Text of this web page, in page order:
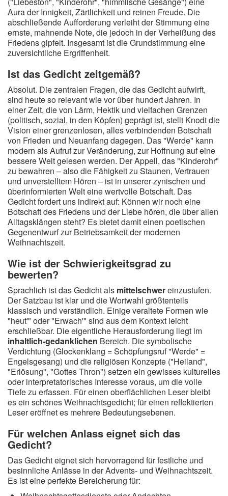
Aura der Innigkeit, Zärtlichkeit und reinen Freude. Die
abschließende Aufforderung verleiht der Stimmung eine
ernste, mahnende Note, die jedoch in der Verheißung des
Friedens gipfelt. Insgesamt ist die Grundstimmung eine
zuversichtliche Ergriffenheit.
Ist das Gedicht zeitgemäß?
Absolut. Die zentralen Fragen, die das Gedicht aufwirft,
sind heute so relevant wie vor über hundert Jahren. In
einer Zeit, die von Lärm, Hektik und vielfachen Grenzen
(politisch, sozial, in den Köpfen) geprägt ist, stellt Knodt die
Vision einer grenzenlosen, alles verbindenden Botschaft
von Frieden und Neuanfang dagegen. Das "Werde" kann
modern als Aufruf zur Veränderung, zur Hoffnung auf eine
bessere Welt gelesen werden. Der Appell, das "Kinderohr"
zu bewahren – also die Fähigkeit zu Staunen, Vertrauen
und unverstelltem Hören – ist in unserer zynischen und
überinformierten Welt eine wertvolle Botschaft. Das
Gedicht fordert uns indirekt auf: Können wir noch eine
Botschaft des Friedens und der Liebe hören, die über allen
Alltagsklängen steht? Es bietet damit einen poetischen
Gegenentwurf zur Betriebsamkeit der modernen
Weihnachtszeit.
Wie ist der Schwierigkeitsgrad zu
bewerten?
Sprachlich ist das Gedicht als mittelschwereinzustufen.
Der Satzbau ist klar und die Wortwahl größtenteils
klassisch und verständlich. Einige veraltete Formen wie
"heut'" oder "Erwach'" sind aus dem Kontext leicht
erschließbar. Die eigentliche Herausforderung liegt im
inhaltlich-gedanklichen Bereich. Die symbolische
Verdichtung (Glockenklang = Schöpfungsruf "Werde" =
Engelsgesang) und die religiösen Konzepte ("Heiland",
"Erlösung", "Gottes Thron") setzen ein gewisses kulturelles
oder interpretatorisches Interesse voraus, um die volle
Tiefe zu erfassen. Für einen oberflächlichen Leser bleibt
es ein schönes Weihnachtsgedicht; für einen reflektierten
Leser eröffnet es mehrere Bedeutungsebenen.
Für welchen Anlass eignet sich das
Gedicht?
Das Gedicht eignet sich hervorragend für festliche und
besinnliche Anlässe in der Advents- und Weihnachtszeit.
Es ist eine perfekte Bereicherung für: